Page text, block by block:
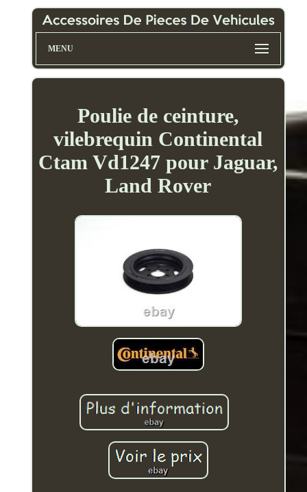
MENU
Poulie de ceinture,
vilebrequin Continental
Ctam Vd1247 pour Jaguar,
Land Rover